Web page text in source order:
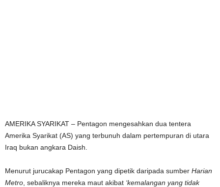
AMERIKA SYARIKAT – Pentagon mengesahkan dua tentera
Amerika Syarikat (AS) yang terbunuh dalam pertempuran di utara
Iraq bukan angkara Daish.
Menurut jurucakap Pentagon yang dipetik daripada sumber Harian
Metro , sebaliknya mereka maut akibat ‘kemalangan yang tidak